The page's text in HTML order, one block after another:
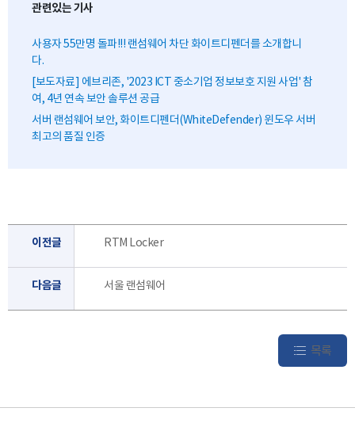
관련있는 기사
사용자 55만명 돌파!!! 랜섬웨어 차단 화이트디펜더를 소개합니
다.
[보도자료] 에브리존, '2023 ICT 중소기업 정보보호 지원 사업' 참
여, 4년 연속 보안 솔루션 공급
서버 랜섬웨어 보안, 화이트디펜더(WhiteDefender) 윈도우 서버
최고의 품질 인증
이전글 RTM Locker
다음글 서울 랜섬웨어
목록